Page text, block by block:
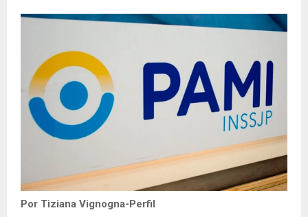
Por Tiziana Vignogna-Perfil